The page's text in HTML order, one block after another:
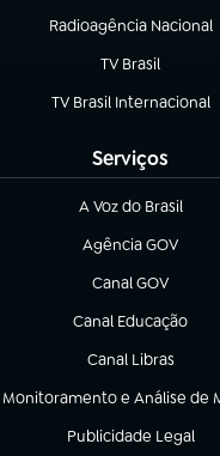
Radioagência Nacional
(abre em nova aba)
TV Brasil
(abre em nova
TV Brasil Internacional
(abre em nova aba)
Serviços
A Voz do Brasil
(abre em nova aba)
Agência GOV
(abre em nova aba)
Canal GOV
(abre em nova aba)
Canal Educação
(abre em nova aba)
Canal Libras
(abre em nova aba)
Monitoramento e Análise de
(abre em nova aba)
Publicidade Legal
(abre em nova aba)